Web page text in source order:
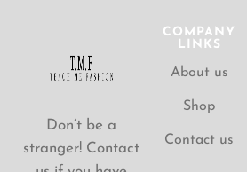
Don’t be a
stranger! Contact
COMPANY
LINKS
About us
Shop
Contact us